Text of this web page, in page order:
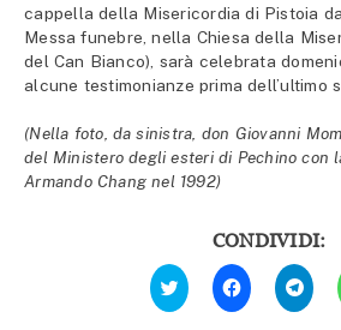
cappella della Misericordia di Pistoia
Messa funebre, nella Chiesa della
del Can Bianco), sarà celebrata
alcune testimonianze prima dell’ultimo
(Nella foto, da sinistra, don Giovanni
del Ministero degli esteri di Pechino con
Armando Chang nel 1992)
CONDIVIDI:
Fai
clic
qui
Fai
clic
per
condividere
Fai
clic
per